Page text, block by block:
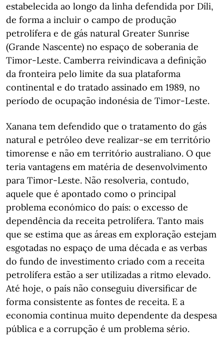
estabelecida ao longo da linha defendida por Díli,
de forma a incluir o campo de produção
petrolífera e de gás natural Greater Sunrise
(Grande Nascente) no espaço de soberania de
Timor-Leste. Camberra reivindicava a definição
da fronteira pelo limite da sua plataforma
continental e do tratado assinado em 1989, no
período de ocupação indonésia de Timor-Leste.
Xanana tem defendido que o tratamento do gás
natural e petróleo deve realizar-se em território
timorense e não em território australiano. O que
teria vantagens em matéria de desenvolvimento
para Timor-Leste. Não resolveria, contudo,
aquele que é apontado como o principal
problema económico do país: o excesso de
dependência da receita petrolífera. Tanto mais
que se estima que as áreas em exploração estejam
esgotadas no espaço de uma década e as verbas
do fundo de investimento criado com a receita
petrolífera estão a ser utilizadas a ritmo elevado.
Até hoje, o país não conseguiu diversificar de
forma consistente as fontes de receita. E a
economia continua muito dependente da despesa
pública e a corrupção é um problema sério.